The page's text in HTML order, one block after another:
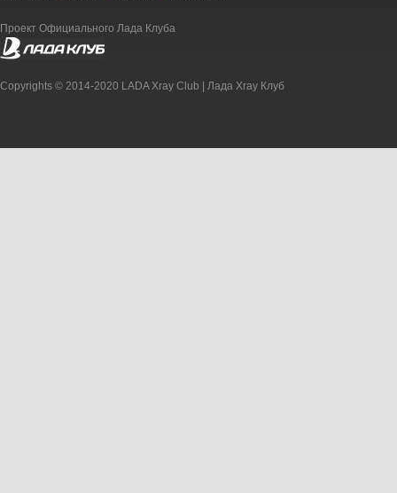
Проект Официального Лада Клуба
Copyrights © 2014-2020 LADA Xray Club | Лада Xray Клуб